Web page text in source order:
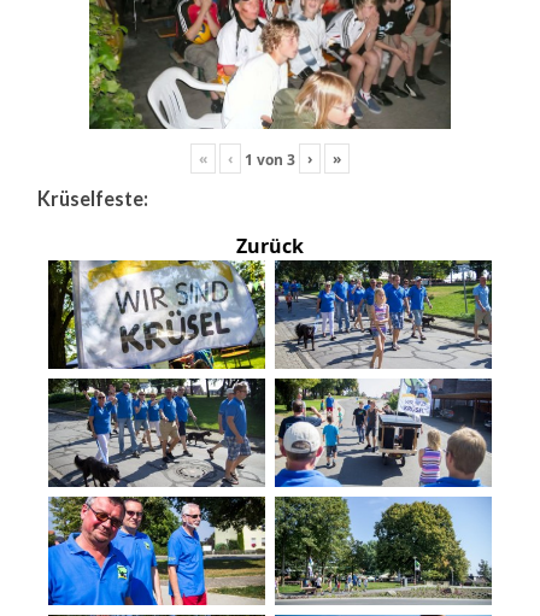
« ‹ 1 von 3 › »
Krüselfeste:
Zurück